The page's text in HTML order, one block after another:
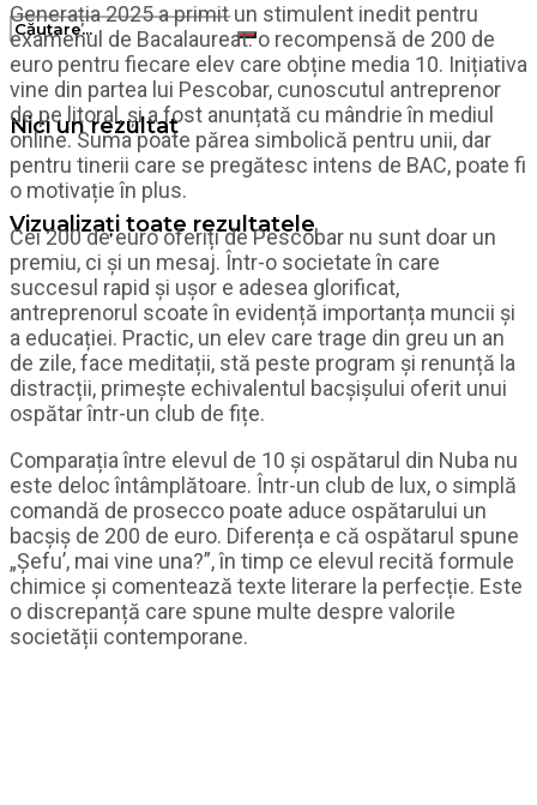
Nici un rezultat
Vizualizați toate rezultatele
Generația 2025 a primit un stimulent inedit pentru
examenul de Bacalaureat: o recompensă de 200 de
euro pentru fiecare elev care obține media 10. Inițiativa
vine din partea lui Pescobar, cunoscutul antreprenor
de pe litoral, și a fost anunțată cu mândrie în mediul
online. Suma poate părea simbolică pentru unii, dar
pentru tinerii care se pregătesc intens de BAC, poate fi
o motivație în plus.
Cei 200 de euro oferiți de Pescobar nu sunt doar un
premiu, ci și un mesaj. Într-o societate în care
succesul rapid și ușor e adesea glorificat,
antreprenorul scoate în evidență importanța muncii și
a educației. Practic, un elev care trage din greu un an
de zile, face meditații, stă peste program și renunță la
distracții, primește echivalentul bacșișului oferit unui
ospătar într-un club de fițe.
Comparația între elevul de 10 și ospătarul din Nuba nu
este deloc întâmplătoare. Într-un club de lux, o simplă
comandă de prosecco poate aduce ospătarului un
bacșiș de 200 de euro. Diferența e că ospătarul spune
„Șefu’, mai vine una?”, în timp ce elevul recită formule
chimice și comentează texte literare la perfecție. Este
o discrepanță care spune multe despre valorile
societății contemporane.